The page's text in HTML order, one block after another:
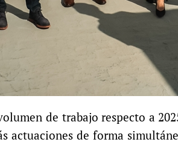
de trabajo respecto a
actuaciones de forma